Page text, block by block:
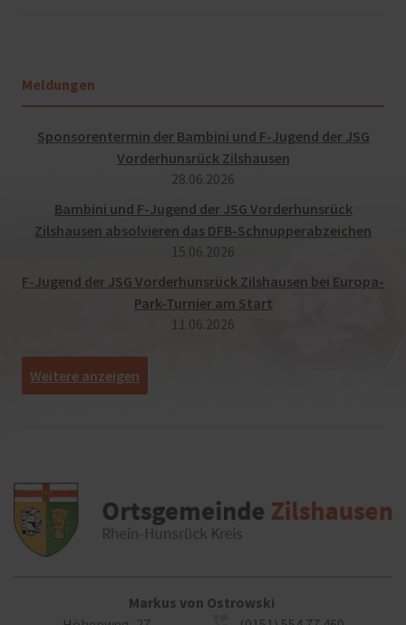
Meldungen
Sponsorentermin der Bambini und F-Jugend der JSG
Vorderhunsrück Zilshausen
28.​06.​2026
Bambini und F-Jugend der JSG Vorderhunsrück
Zilshausen absolvieren das DFB-Schnupperabzeichen
15.​06.​2026
F-Jugend der JSG Vorderhunsrück Zilshausen bei Europa-
Park-Turnier am Start
11.​06.​2026
Markus von Ostrowski